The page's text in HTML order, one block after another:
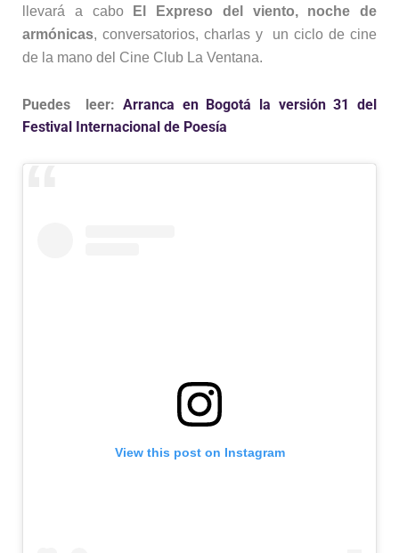
llevará a cabo
El Expreso del viento, noche de
armónicas, conversatorios, charlas y un ciclo de cine
de la mano del Cine Club La Ventana.
Puedes leer: Arranca en Bogotá la versión 31 del
Festival Internacional de Poesía
View this post on Instagram